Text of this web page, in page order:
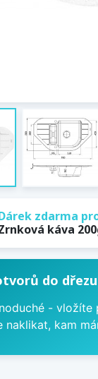
zdarma
káva
do
- vložíte
naklikat, kam